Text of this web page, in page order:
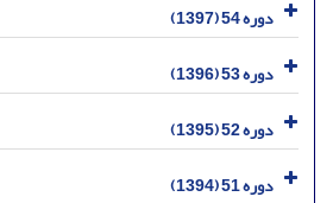
دوره 54 (1397)
دوره 53 (1396)
دوره 52 (1395)
دوره 51 (1394)